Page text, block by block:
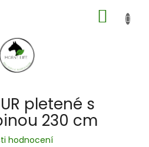
KOŠÍK
pletené s
230 cm
hodnocení